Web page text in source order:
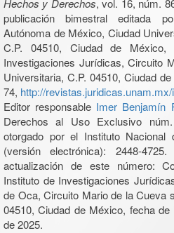
Hechos y Derechos, vol. 16, núm.
publicación bimestral editada
Autónoma de México, Ciudad
C.P. 04510, Ciudad de
Investigaciones Jurídicas, Circuito
Universitaria, C.P. 04510, Ciudad
74, http://
Editor responsable Imer Benjamín
Derechos al Uso Exclusivo núm.
otorgado por el Instituto
(versión electrónica): 2448-
actualización de este número:
Instituto de Investigaciones
de Oca, Circuito Mario de la Cueva
04510, Ciudad de México, fecha
de 2025.